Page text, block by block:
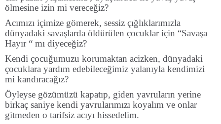
ölmesine izin mi vereceğiz?
Acımızı içimize gömerek, sessiz çığlıklarımızla
dünyadaki savaşlarda öldürülen çocuklar için “Savaşa
Hayır “ mı diyeceğiz?
Kendi çocuğumuzu korumaktan acizken, dünyadaki
çocuklara yardım edebileceğimiz yalanıyla kendimizi
mi kandıracağız?
Öyleyse gözümüzü kapatıp, giden yavruların yerine
birkaç saniye kendi yavrularımızı koyalım ve onlar
gitmeden o tarifsiz acıyı hissedelim.